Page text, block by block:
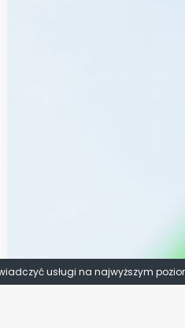
usługi na najwyższym